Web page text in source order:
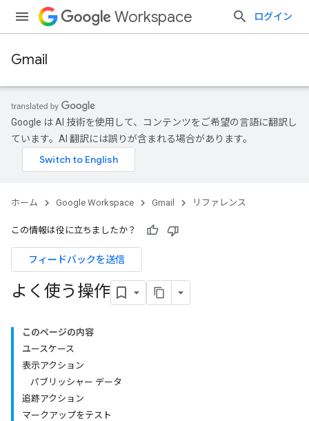
Workspace ログイン
Gmail
Google は AI 技術を使用して、コンテンツをご希望の言語に翻訳し
ています。AI 翻訳には誤りが含まれる場合があります。
ホーム Google Workspace Gmail リファレンス
この情報は役に立ちましたか？
フィードバックを送信
よく使う操作
このページの内容
ユースケース
表示アクション
パブリッシャー データ
追跡アクション
マークアップをテスト